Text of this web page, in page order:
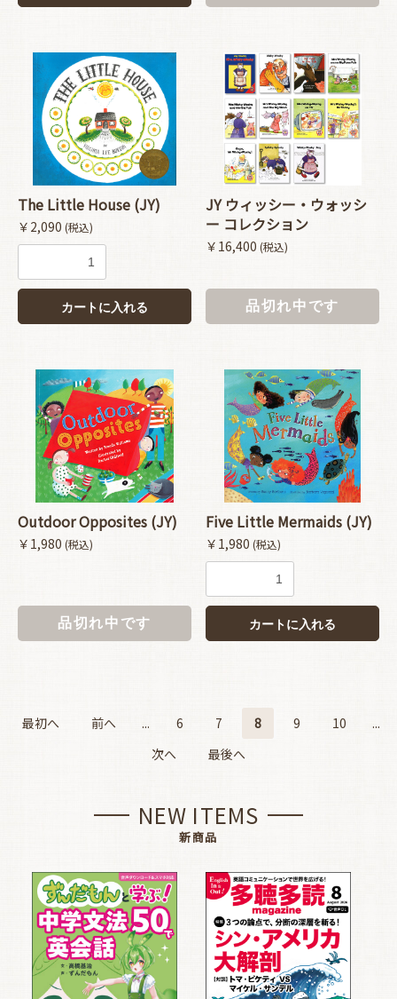
The Little House (JY)
￥2,090 (税込)
カートに入れる
JY ウィッシー・ウォッシ
ー コレクション
￥16,400 (税込)
品切れ中です
Outdoor Opposites (JY)
￥1,980 (税込)
品切れ中です
Five Little Mermaids (JY)
￥1,980 (税込)
カートに入れる
最初へ 前へ ... 6 7 8 9 10
...
次へ
最後へ
NEW ITEMS
新商品